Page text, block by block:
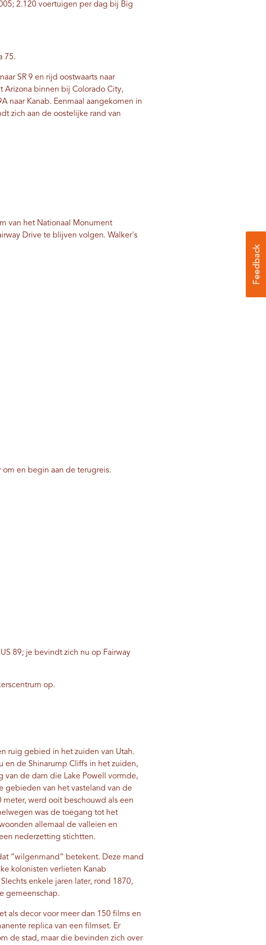
2.120 voertuigen per dag bij Big
75.
SR 9 en rijd oostwaarts naar
Arizona binnen bij Colorado City,
naar Kanab. Eenmaal aangekomen in
zich aan de oostelijke rand van
van het Nationaal Monument
Drive te blijven volgen. Walker's
en begin aan de terugreis.
89; je bevindt zich nu op Fairway
op.
ruig gebied in het zuiden van Utah.
en de Shinarump Cliffs in het zuiden,
van de dam die Lake Powell vormde,
gebieden van het vasteland van de
werd ooit beschouwd als een
was de toegang tot het
allemaal de valleien en
nederzetting stichtten.
“wilgenmand” betekent. Deze mand
kolonisten verlieten Kanab
enkele jaren later, rond 1870,
gemeenschap.
als decor voor meer dan 150 films en
replica van een filmset. Er
de stad, maar die bevinden zich over